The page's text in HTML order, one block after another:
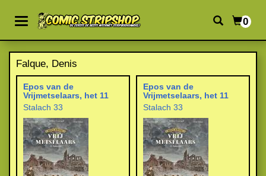
0
Falque, Denis
Epos van de
Vrijmetselaars, het 11
Stalach 33
Epos van de
Vrijmetselaars, het 11
Stalach 33